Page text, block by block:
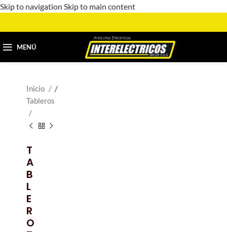
Skip to navigation Skip to main content
MENÚ
Inicio
/
Tableros
T
A
B
L
E
R
O